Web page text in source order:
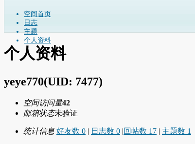
空间首页
日志
主题
个人资料
个人资料
yeye770(UID: 7477)
空间访问量42
邮箱状态未验证
统计信息 好友数 0 | 日志数 0 |回帖数 17 | 主题数 1